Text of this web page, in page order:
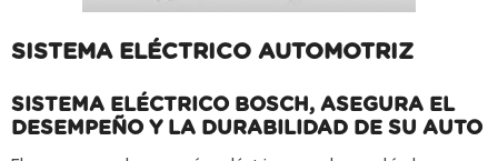
SISTEMA ELÉCTRICO AUTOMOTRIZ
SISTEMA ELÉCTRICO BOSCH, ASEGURA EL
DESEMPEÑO Y LA DURABILIDAD DE SU AUTO